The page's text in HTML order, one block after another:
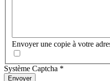
Envoyer une copie à votre
Système Captcha *
Envoyer